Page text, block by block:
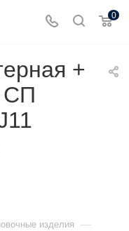
0
+
СП
изделия —